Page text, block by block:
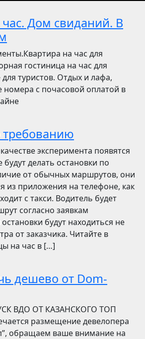
Дом свиданий. В
на час для
гостиница на час для
туристов. Отдых и лафа,
с почасовой оплатой в
требованию
эксперимента появятся
делать остановки по
от обычных маршрутов, они
из приложения на телефоне, как
с такси. Водитель будет
согласно заявкам
будут находиться не
от заказчика. Читайте в
на час в […]
дешево от Dom-
ВДО ОТ КАЗАНСКОГО ТОП
размещение девелопера
обращаем ваше внимание на